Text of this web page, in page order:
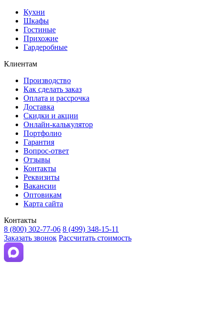
Кухни
Шкафы
Гостиные
Прихожие
Гардеробные
Клиентам
Производство
Как сделать заказ
Оплата и рассрочка
Доставка
Скидки и акции
Онлайн-калькулятор
Портфолио
Гарантия
Вопрос-ответ
Отзывы
Контакты
Реквизиты
Вакансии
Оптовикам
Карта сайта
Контакты
8 (800) 302-77-06 8 (499) 348-15-11
Заказать звонок Рассчитать стоимость